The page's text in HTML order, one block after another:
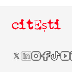
citEști